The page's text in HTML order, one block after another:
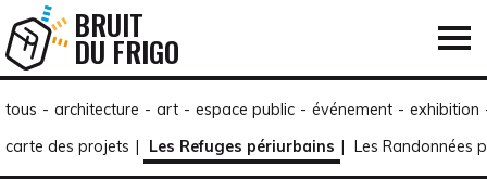
BRUIT
DU FRIGO
tous - architecture - art - espace public - événement - exhibition
carte des projets | Les Refuges périurbains | Les Randonnées